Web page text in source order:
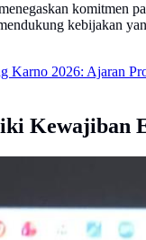
komitmen
kebijakan
Karno 2026: Ajaran
Kewajiban